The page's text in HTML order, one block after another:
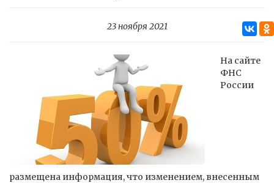
23 ноября 2021
На сайте
ФНС
России
размещена информация, что изменением, внесенным